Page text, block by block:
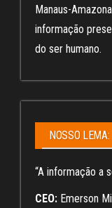
Manaus-
informação
do ser humano.
NOSSO LEMA:
“A informação a
CEO: Emerson